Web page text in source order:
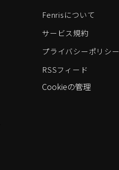
Fenrisについて
サービス規約
プライバシーポリシー
RSSフィード
Cookieの管理